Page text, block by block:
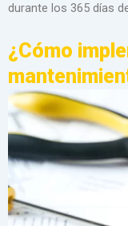
durante los 365 días
¿Cómo